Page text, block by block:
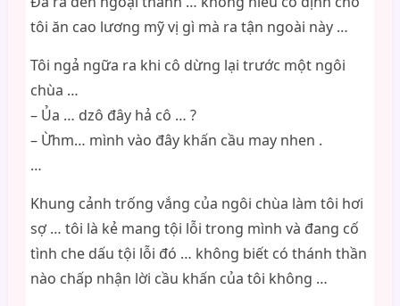
tôi ăn cao lương mỹ vị gì mà ra tận ngoài này …
Tôi ngả ngữa ra khi cô dừng lại trước một ngôi
chùa …
– Ủa … dzô đây hả cô … ?
– Ừhm… mình vào đây khấn cầu may nhen .
…
Khung cảnh trống vắng của ngôi chùa làm tôi hơi
sợ … tôi là kẻ mang tội lỗi trong mình và đang cố
tình che dấu tội lỗi đó … không biết có thánh thần
nào chấp nhận lời cầu khấn của tôi không …